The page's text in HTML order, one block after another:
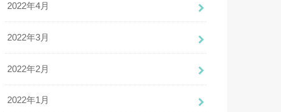
2022年4月
2022年3月
2022年2月
2022年1月